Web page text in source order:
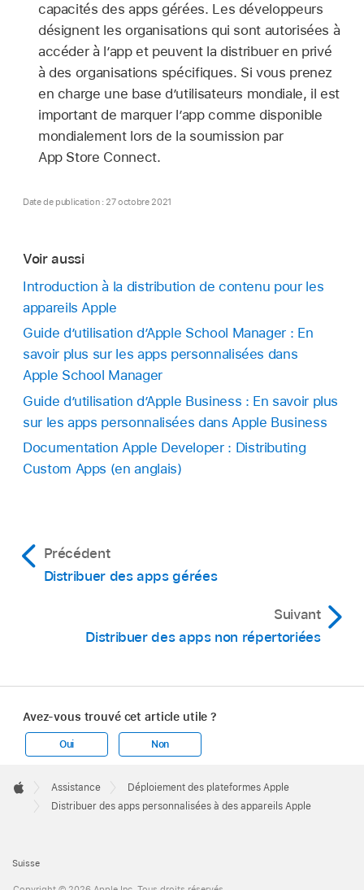
capacités des apps gérées. Les développeurs
désignent les organisations qui sont autorisées à
accéder à l’app et peuvent la distribuer en privé
à des organisations spécifiques. Si vous prenez
en charge une base d’utilisateurs mondiale, il est
important de marquer l’app comme disponible
mondialement lors de la soumission par
App Store Connect.
Date de publication : 27 octobre 2021
Voir aussi
Introduction à la distribution de contenu pour les
appareils Apple
Guide d’utilisation d’Apple School Manager : En
savoir plus sur les apps personnalisées dans
Apple School Manager
Guide d’utilisation d’Apple Business : En savoir plus
sur les apps personnalisées dans Apple Business
Documentation Apple Developer : Distributing
Custom Apps (en anglais)
Précédent
Distribuer des apps gérées
Suivant
Distribuer des apps non répertoriées
Avez-vous trouvé cet article utile ?
Oui Non
Footer

Apple
Assistance
Déploiement des plateformes Apple
Distribuer des apps personnalisées à des appareils Apple
Suisse